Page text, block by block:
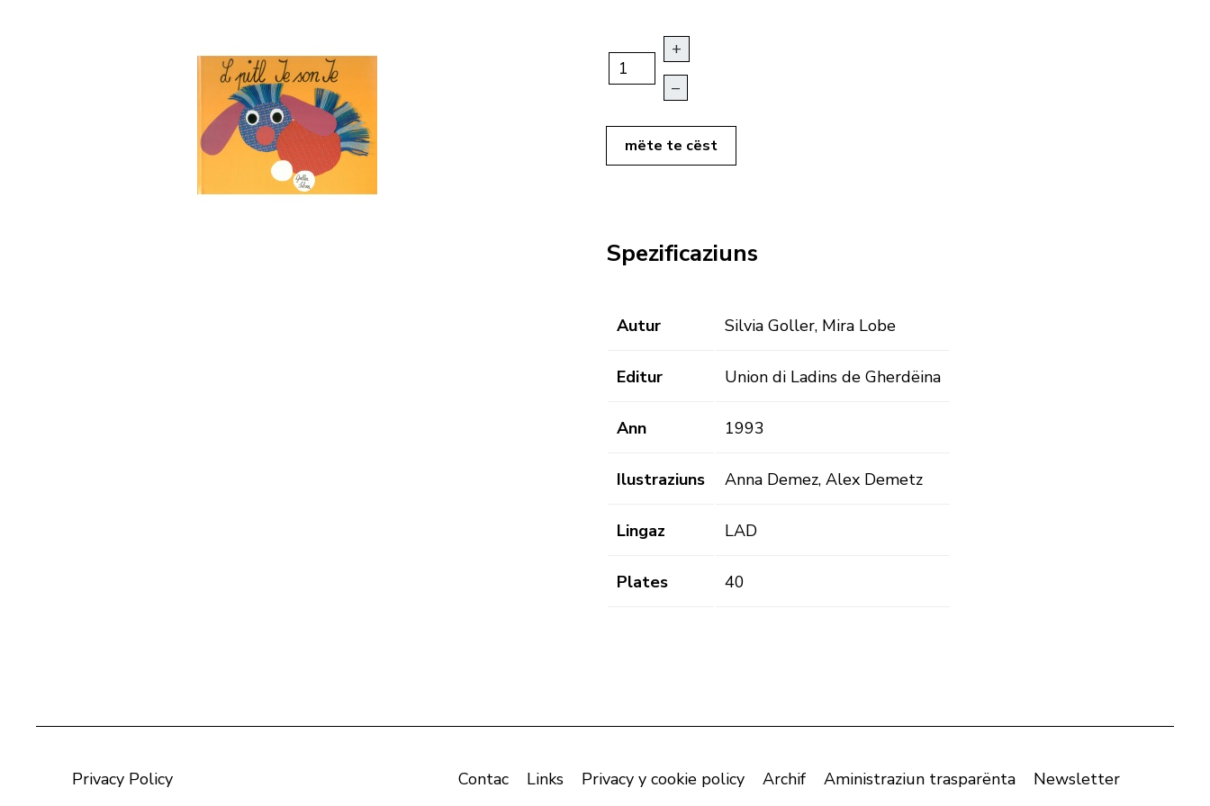
+
–
mëte te cëst
Spezificaziuns
Autur Silvia Goller, Mira Lobe
Editur Union di Ladins de Gherdëina
Ann 1993
Ilustraziuns Anna Demez, Alex Demetz
Lingaz LAD
Plates 40
Privacy Policy Contac Links Privacy y cookie policy Archif Aministraziun trasparënta Newsletter